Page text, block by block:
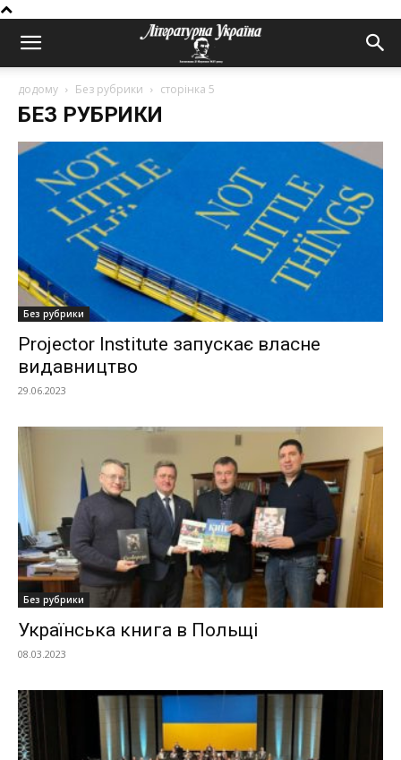
додому Без рубрики сторінка 5
БЕЗ РУБРИКИ
Без рубрики
Projector Institute запускає власне
видавництво
29.06.2023
Без рубрики
Українська книга в Польщі
08.03.2023